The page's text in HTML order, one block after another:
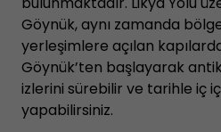
Göynük, aynı zamanda
yerleşimlere açılan
Göynük’ten başlayarak
izlerini sürebilir ve tarihle iç
yapabilirsiniz.